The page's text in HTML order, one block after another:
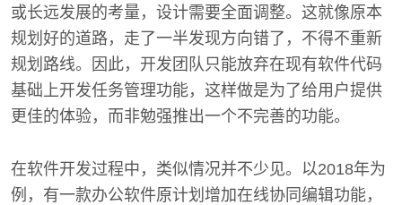
或长远发展的考量，设计需要全面调整。这就像原本
规划好的道路，走了一半发现方向错了，不得不重新
规划路线。因此，开发团队只能放弃在现有软件代码
基础上开发任务管理功能，这样做是为了给用户提供
更佳的体验，而非勉强推出一个不完善的功能。
在软件开发过程中，类似情况并不少见。以2018年为
例，有一款办公软件原计划增加在线协同编辑功能，